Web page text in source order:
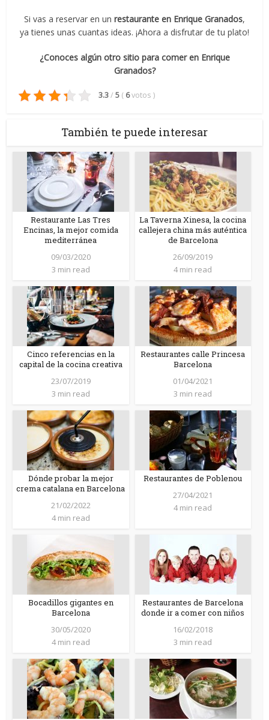
Si vas a reservar en un restaurante en Enrique Granados,
ya tienes unas cuantas ideas. ¡Ahora a disfrutar de tu plato!
¿Conoces algún otro sitio para comer en Enrique
Granados?
3.3/ 5 ( 6votos )
También te puede interesar
Restaurante Las Tres
Encinas, la mejor comida
mediterránea
09/03/2020
3 min read
La Taverna Xinesa, la cocina
callejera china más auténtica
de Barcelona
26/09/2019
4 min read
Cinco referencias en la
capital de la cocina creativa
23/07/2019
3 min read
Restaurantes calle Princesa
Barcelona
01/04/2021
3 min read
Dónde probar la mejor
crema catalana en Barcelona
21/02/2022
4 min read
Restaurantes de Poblenou
27/04/2021
4 min read
Bocadillos gigantes en
Barcelona
30/05/2020
4 min read
Restaurantes de Barcelona
donde ir a comer con niños
16/02/2018
3 min read